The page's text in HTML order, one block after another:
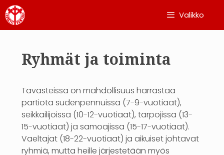
Siirry
sisältöön
Valikko
Ryhmät ja toiminta
Tavasteissa on mahdollisuus harrastaa
partiota sudenpennuissa (7-9-vuotiaat),
seikkailijoissa (10-12-vuotiaat), tarpojissa (13-
15-vuotiaat) ja samoajissa (15-17-vuotiaat).
Vaeltajat (18-22-vuotiaat) ja aikuiset johtavat
ryhmiä, mutta heille järjestetään myös